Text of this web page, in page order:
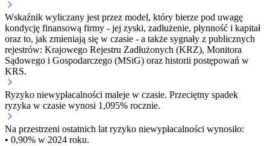
Wskaźnik wyliczany jest przez model, który bierze pod uwagę
kondycję finansową firmy - jej zyski, zadłużenie, płynność i kapitał
oraz to, jak zmieniają się w czasie - a także sygnały z publicznych
rejestrów: Krajowego Rejestru Zadłużonych (KRZ), Monitora
Sądowego i Gospodarczego (MSiG) oraz historii postępowań w
KRS.
Ryzyko niewypłacalności maleje w czasie. Przeciętny spadek
ryzyka w czasie wynosi 1,095% rocznie.
Na przestrzeni ostatnich lat ryzyko niewypłacalności wynosiło:
• 0,90% w 2024 roku.